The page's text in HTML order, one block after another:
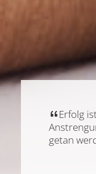
Erfolg
getan